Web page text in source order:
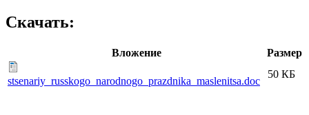
Скачать:
Вложение Размер
stsenariy_russkogo_narodnogo_prazdnika_maslenitsa.doc
50 КБ